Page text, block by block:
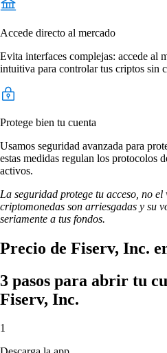
Accede directo al mercado
Evita interfaces complejas: accede al
intuitiva para controlar tus criptos sin
Protege bien tu cuenta
Usamos seguridad avanzada para
estas medidas regulan los protocolos
activos.
La seguridad protege tu acceso, no
criptomonedas son arriesgadas y su
seriamente a tus fondos.
Precio de Fiserv, Inc.
3 pasos para abrir tu
Fiserv, Inc.
1